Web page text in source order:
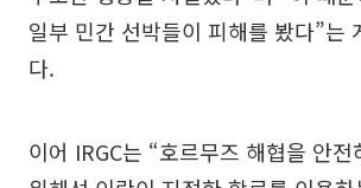
일부 민간 선박들이 피해를 봤다”는
다.
이어 IRGC는 “호르무즈 해협을 안전